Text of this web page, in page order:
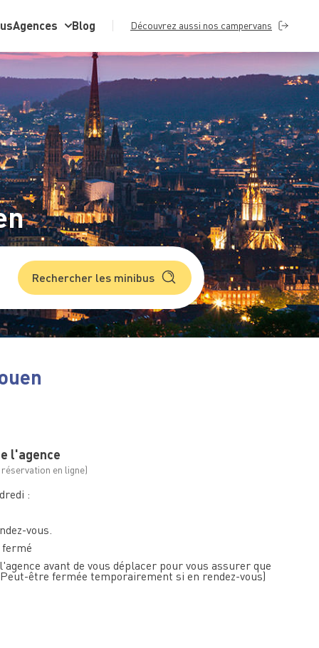
Agences Blog Découvrez aussi nos campervans
Rechercher les minibus
l'agence
en ligne)
:
vous.
avant de vous déplacer pour vous assurer que
être fermée temporairement si en rendez-vous)